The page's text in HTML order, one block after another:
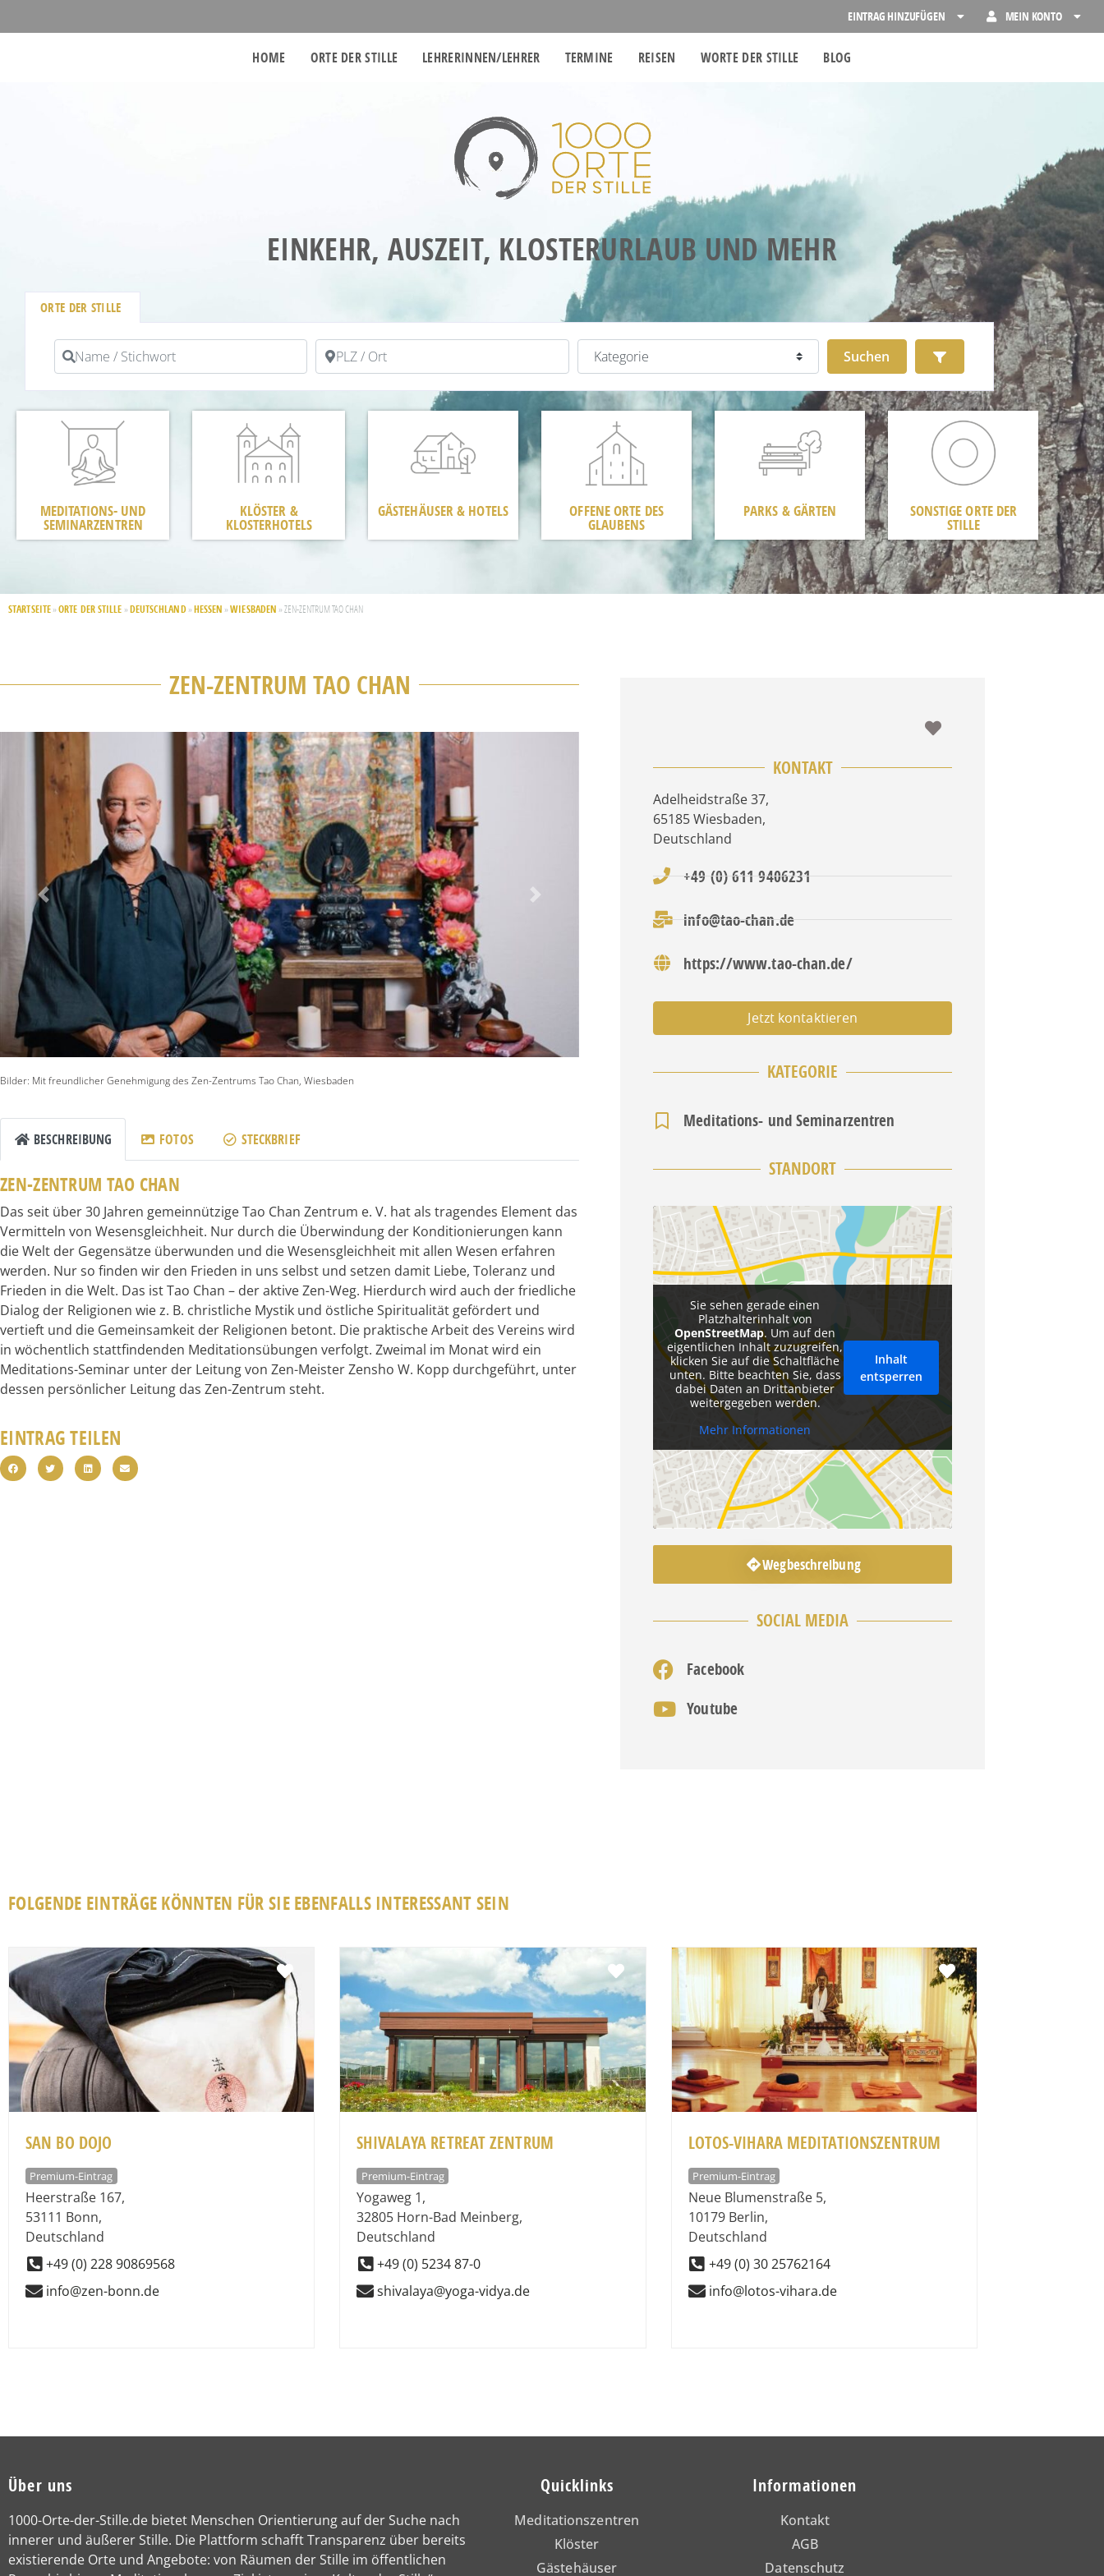
EINTRAG HINZUFÜGEN MEIN KONTO
HOME ORTE DER STILLE LEHRERINNEN/LEHRER TERMINE REISEN WORTE DER STILLE BLOG
EINKEHR, AUSZEIT, KLOSTERURLAUB UND MEHR
ORTE DER STILLE
Name / Stichwort PLZ / Ort Kategorie
Suchen Suchen Advanced Filters
MEDITATIONS- UND
SEMINARZENTREN
KLÖSTER &
KLOSTERHOTELS
GÄSTEHÄUSER & HOTELS OFFENE ORTE DES
GLAUBENS
PARKS & GÄRTEN SONSTIGE ORTE DER
STILLE
STARTSEITE » ORTE DER STILLE » DEUTSCHLAND» HESSEN »WIESBADEN »ZEN-ZENTRUM TAO CHAN
ZEN-ZENTRUM TAO CHAN
Vorheriges Nächstes
Bilder: Mit freundlicher Genehmigung des Zen-Zentrums Tao Chan, Wiesbaden
BESCHREIBUNG FOTOS STECKBRIEF
ZEN-ZENTRUM TAO CHAN
Das seit über 30 Jahren gemeinnützige Tao Chan Zentrum e. V. hat als tragendes Element das
Vermitteln von Wesensgleichheit. Nur durch die Überwindung der Konditionierungen kann
die Welt der Gegensätze überwunden und die Wesensgleichheit mit allen Wesen erfahren
werden. Nur so finden wir den Frieden in uns selbst und setzen damit Liebe, Toleranz und
Frieden in die Welt. Das ist Tao Chan – der aktive Zen-Weg. Hierdurch wird auch der friedliche
Dialog der Religionen wie z. B. christliche Mystik und östliche Spiritualität gefördert und
vertieft und die Gemeinsamkeit der Religionen betont. Die praktische Arbeit des Vereins wird
in wöchentlich stattfindenden Meditationsübungen verfolgt. Zweimal im Monat wird ein
Meditations-Seminar unter der Leitung von Zen-Meister Zensho W. Kopp durchgeführt, unter
dessen persönlicher Leitung das Zen-Zentrum steht.
EINTRAG TEILEN
KONTAKT
Adelheidstraße 37,
65185Wiesbaden,
Deutschland
+49 (0) 611 9406231
info@tao-chan.de
https://www.tao-chan.de/
Jetzt kontaktieren
KATEGORIE
Meditations- und Seminarzentren
STANDORT
Sie sehen gerade einen
Platzhalterinhalt von
OpenStreetMap. Um auf den
eigentlichen Inhalt zuzugreifen,
klicken Sie auf die Schaltfläche
unten. Bitte beachten Sie, dass
dabei Daten an Drittanbieter
weitergegeben werden.
Mehr Informationen
Inhalt
entsperren
Wegbeschreibung
SOCIAL MEDIA
Facebook
Youtube
FOLGENDE EINTRÄGE KÖNNTEN FÜR SIE EBENFALLS INTERESSANT SEIN
Favorit
SAN BO DOJO
Premium-Eintrag
Heerstraße 167,
53111 Bonn,
Deutschland
+49 (0) 228 90869568
info@zen-bonn.de
Favorit
SHIVALAYA RETREAT ZENTRUM
Premium-Eintrag
Yogaweg 1,
32805 Horn-Bad Meinberg,
Deutschland
+49 (0) 5234 87-0
shivalaya@yoga-vidya.de
Favorit
LOTOS-VIHARA MEDITATIONSZENTRUM
Premium-Eintrag
Neue Blumenstraße 5,
10179 Berlin,
Deutschland
+49 (0) 30 25762164
info@lotos-vihara.de
Über uns
1000-Orte-der-Stille.de bietet Menschen Orientierung auf der Suche nach
innerer und äußerer Stille. Die Plattform schafft Transparenz über bereits
existierende Orte und Angebote: von Räumen der Stille im öffentlichen
Quicklinks
Meditationszentren
Klöster
Gästehäuser
Informationen
Kontakt
AGB
Datenschutz